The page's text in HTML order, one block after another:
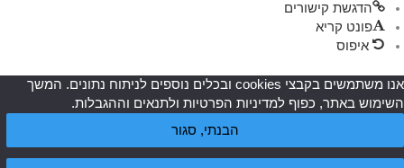
הדגשת קישורים
פונט קריא
איפוס
אנו משתמשים בקבצי cookies ובכלים נוספים לניתוח נתונים. המשך
השימוש באתר, כפוף למדיניות הפרטיות ולתנאים וההגבלות.
הבנתי, סגור